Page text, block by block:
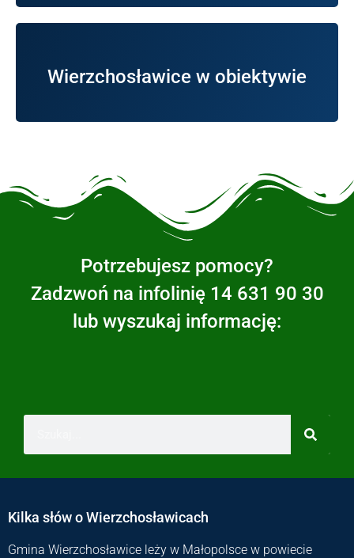
Wierzchosławice w obiektywie
Bardzo ciekawe zdjęcia pochodzące z Gminy
Wierzchosławice i pokazujące jej pełne walory.
Potrzebujesz pomocy?
Zadzwoń na infolinię 14 631 90 30
lub wyszukaj informację:
Kilka słów o Wierzchosławicach
Gmina Wierzchosławice leży w Małopolsce w powiecie